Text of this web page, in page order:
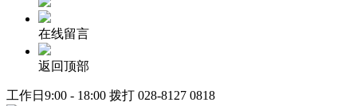
在线留言
返回顶部
工作日9:00 - 18:00 拨打 028-8127 0818